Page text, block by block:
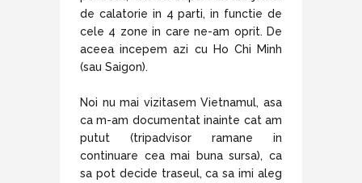
de calatorie in 4 parti, in functie de
cele 4 zone in care ne-am oprit. De
aceea incepem azi cu Ho Chi Minh
(sau Saigon).
Noi nu mai vizitasem Vietnamul, asa
ca m-am documentat inainte cat am
putut (tripadvisor ramane in
continuare cea mai buna sursa), ca
sa pot decide traseul, ca sa imi aleg